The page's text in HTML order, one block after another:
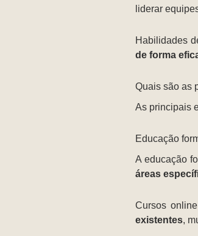
liderar
Habilidades
de forma
Quais são as
As principais
Educação
A educação
áreas
Cursos
existentes,